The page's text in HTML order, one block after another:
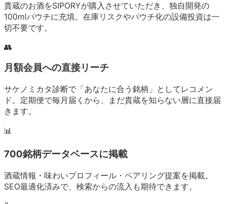
貴蔵のお酒をSIPORYが購入させていただき、独自開発の
100mlパウチに充填。在庫リスクやパウチ化の設備投資は一
切不要です。
👥
月額会員への直接リーチ
サケノミカタ診断で「あなたに合う銘柄」としてレコメン
ド。定期便で毎月届くから、まだ貴蔵を知らない層に直接届
きます。
📊
700銘柄データベースに掲載
酒蔵情報・味わいプロフィール・ペアリング提案を掲載。
SEO最適化済みで、検索からの流入も期待できます。